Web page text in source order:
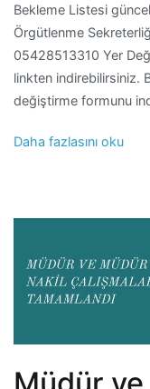
Bekleme Listesi
Örgütlenme
05428513310 Yer
linkten indirebilirsiniz.
değiştirme formunu
Daha fazlasını oku